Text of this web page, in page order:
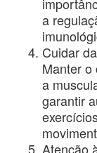
a
Cuidar
Manter o
a
garantir
Atenção